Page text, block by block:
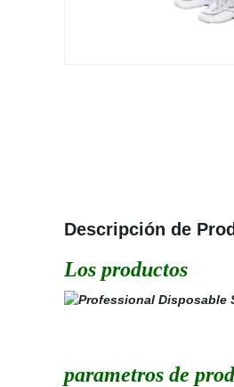
Descripción de
Los productos
parametros de